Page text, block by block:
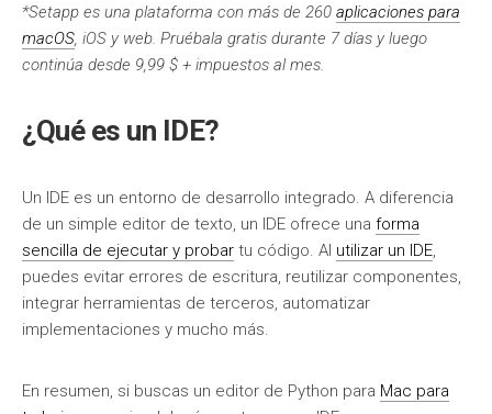
*Setapp es una plataforma con más de 260 aplicaciones para
macOS, iOS y web. Pruébala gratis durante 7 días y luego
continúa desde 9,99 $ + impuestos al mes.
¿Qué es un IDE?
Un IDE es un entorno de desarrollo integrado. A diferencia
de un simple editor de texto, un IDE ofrece una forma
sencilla de ejecutar y probar tu código. Al utilizar un IDE,
puedes evitar errores de escritura, reutilizar componentes,
integrar herramientas de terceros, automatizar
implementaciones y mucho más.
En resumen, si buscas un editor de Python para Mac para